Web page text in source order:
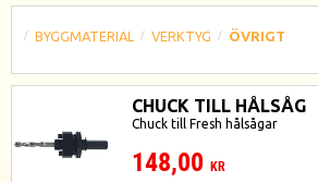
BYGGMATERIAL VERKTYG ÖVRIGT
CHUCK TILL HÅLSÅG
Chuck till Fresh hålsågar
148,00 KR